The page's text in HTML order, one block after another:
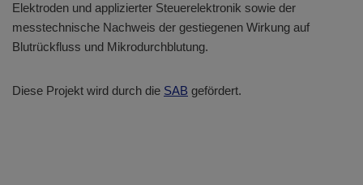
Elektroden und applizierter Steuerelektronik sowie der
messtechnische Nachweis der gestiegenen Wirkung auf
Blutrückfluss und Mikrodurchblutung.
Diese Projekt wird durch die SAB gefördert.